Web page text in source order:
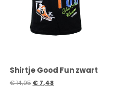
Shirtje Good Fun zwart
€14,95 € 7,48